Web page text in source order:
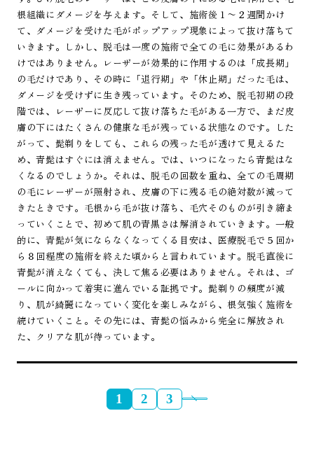
根組織にダメージを与えます。そして、施術後１〜２週間かけ
て、ダメージを受けた毛がポップアップ現象によって抜け落ちて
いきます。しかし、脱毛は一度の施術で全ての毛に効果があるわ
けではありません。レーザーが効果的に作用するのは「成長期」
の毛だけであり、その時に「退行期」や「休止期」だった毛は、
ダメージを受けずに生き残っています。そのため、脱毛初期の段
階では、レーザーに反応して抜け落ちた毛がある一方で、まだ皮
膚の下にはたくさんの健康な毛が残っている状態なのです。した
がって、髭剃りをしても、これらの残った毛が透けて見えるた
め、青髭はすぐには消えません。では、いつになったら青髭はな
くなるのでしょうか。それは、脱毛の回数を重ね、全ての毛周期
の毛にレーザーが照射され、皮膚の下に残る毛の絶対数が減って
きたときです。毛根から毛が抜け落ち、毛穴そのものが引き締ま
っていくことで、初めて肌の青黒さは解消されていきます。一般
的に、青髭が気にならなくなってくる目安は、医療脱毛で５回か
ら８回程度の施術を終えた頃からと言われています。脱毛直後に
青髭が消えなくても、決して焦る必要はありません。それは、ゴ
ールに向かって着実に進んでいる証拠です。髭剃りの頻度が減
り、肌が綺麗になっていく変化を楽しみながら、根気強く施術を
続けていくこと。その先には、青髭の悩みから完全に解放され
た、クリアな肌が待っています。
1 2 3